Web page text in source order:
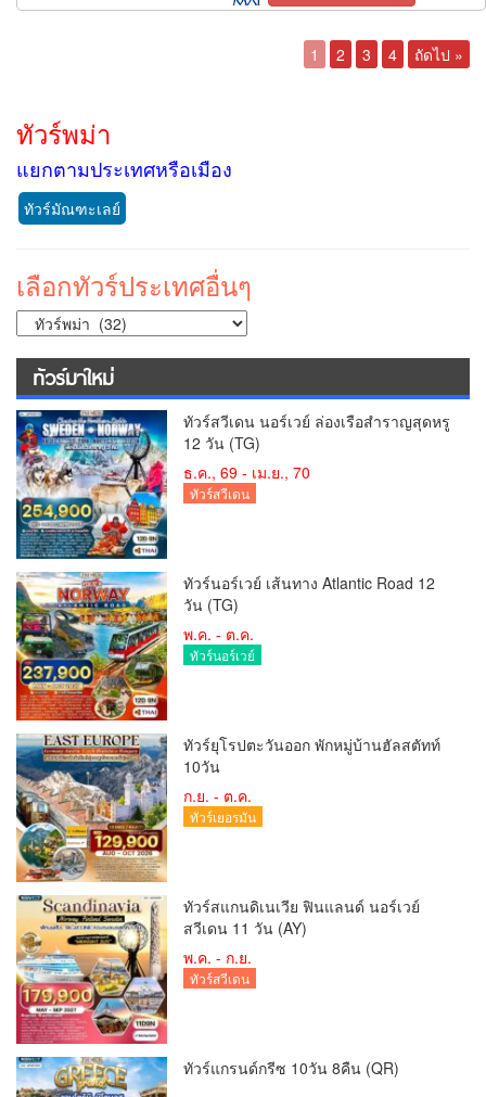
1 2 3 4 ถัดไป »
ทัวร์พม่า
แยกตามประเทศหรือเมือง
ทัวร์มัณฑะเลย์
เลือกทัวร์ประเทศอื่นๆ
ทัวร์มาใหม่
ทัวร์สวีเดน นอร์เวย์ ล่องเรือสำราญสุดหรู
12 วัน (TG)
ธ.ค., 69 - เม.ย., 70
ทัวร์สวีเดน
ทัวร์นอร์เวย์ เส้นทาง Atlantic Road 12
วัน (TG)
พ.ค. - ต.ค.
ทัวร์นอร์เวย์
ทัวร์ยุโรปตะวันออก พักหมู่บ้านฮัลสตัทท์
10วัน
ก.ย. - ต.ค.
ทัวร์เยอรมัน
ทัวร์สแกนดิเนเวีย ฟินแลนด์ นอร์เวย์
สวีเดน 11 วัน (AY)
พ.ค. - ก.ย.
ทัวร์สวีเดน
ทัวร์แกรนด์กรีซ 10วัน 8คืน (QR)